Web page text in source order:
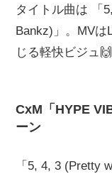
タイトル曲は 「
Bankz)」。MVは
じる軽快ビジュ🙌
CxM「HYPE
ーン
「5, 4, 3 (Pretty